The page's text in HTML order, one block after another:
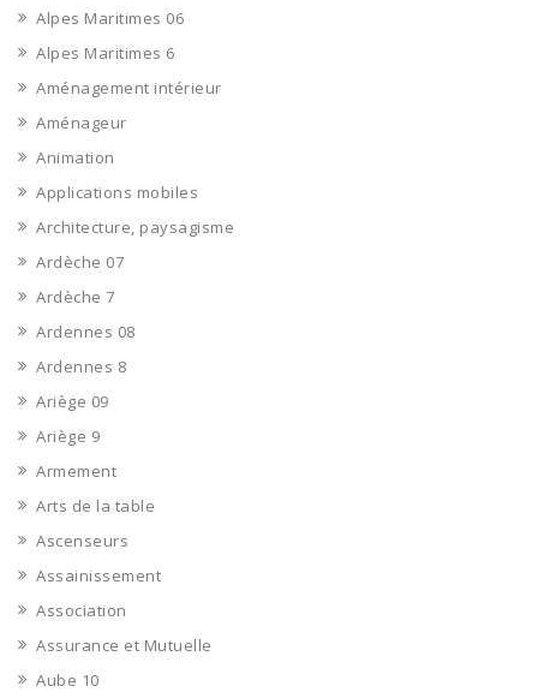
Alpes Maritimes 06
Alpes Maritimes 6
Aménagement intérieur
Aménageur
Animation
Applications mobiles
Architecture, paysagisme
Ardèche 07
Ardèche 7
Ardennes 08
Ardennes 8
Ariège 09
Ariège 9
Armement
Arts de la table
Ascenseurs
Assainissement
Association
Assurance et Mutuelle
Aube 10